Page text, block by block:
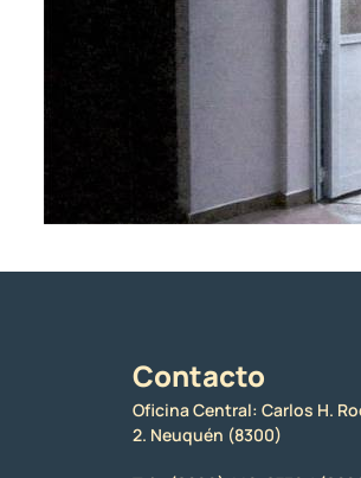
Contacto
Oficina Central: Carlos H.
2. Neuquén (8300)